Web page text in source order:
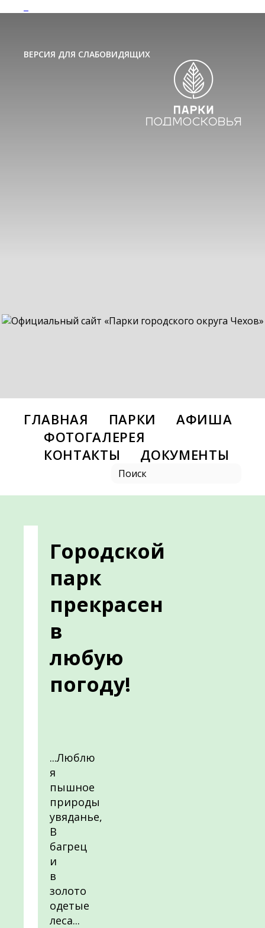
ВЕРСИЯ ДЛЯ СЛАБОВИДЯЩИХ
ГЛАВНАЯ ПАРКИ
АФИША
ФОТОГАЛЕРЕЯ
КОНТАКТЫ
ДОКУМЕНТЫ
Городской
парк
прекрасен
в
любую
погоду!
...Люблю
я
пышное
природы
увяданье,
В
багрец
и
в
золото
одетые
леса...